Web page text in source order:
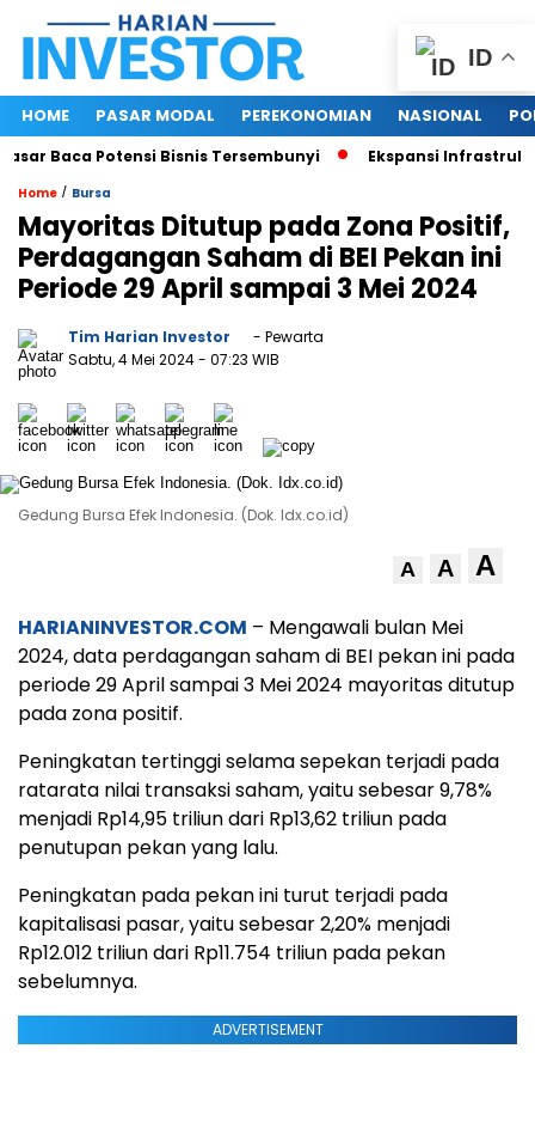
HOME PASAR MODAL PEREKONOMIAN NASIONAL
Baca Potensi Bisnis Tersembunyi Ekspansi Infrastruktur
Home / Bursa
Mayoritas Ditutup pada Zona Positif,
Perdagangan Saham di BEI Pekan ini
Periode 29 April sampai 3 Mei 2024
Tim Harian Investor
- Pewarta
Sabtu, 4 Mei 2024- 07:23 WIB
Gedung Bursa Efek Indonesia. (Dok. Idx.co.id)
A A A
HARIANINVESTOR.COM – Mengawali bulan Mei
2024, data perdagangan saham di BEI pekan ini pada
periode 29 April sampai 3 Mei 2024 mayoritas ditutup
pada zona positif.
Peningkatan tertinggi selama sepekan terjadi pada
ratarata nilai transaksi saham, yaitu sebesar 9,78%
menjadi Rp14,95 triliun dari Rp13,62 triliun pada
penutupan pekan yang lalu.
Peningkatan pada pekan ini turut terjadi pada
kapitalisasi pasar, yaitu sebesar 2,20% menjadi
Rp12.012 triliun dari Rp11.754 triliun pada pekan
sebelumnya.
ADVERTISEMENT
ID